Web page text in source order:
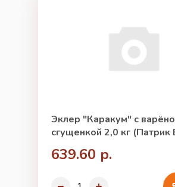
Эклер "Каракум" с
сгущенкой 2,0 кг (Патрик
639.60 р.